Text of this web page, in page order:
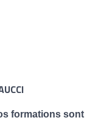
formations sont